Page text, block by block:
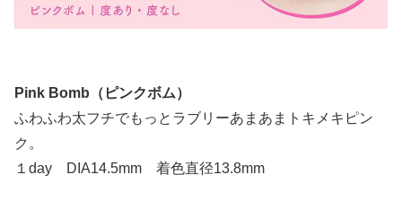
Pink Bomb（ピンクボム）
ふわふわ太フチでもっとラブリーあまあまトキメキピン
ク。
１day DIA14.5mm 着色直径13.8mm